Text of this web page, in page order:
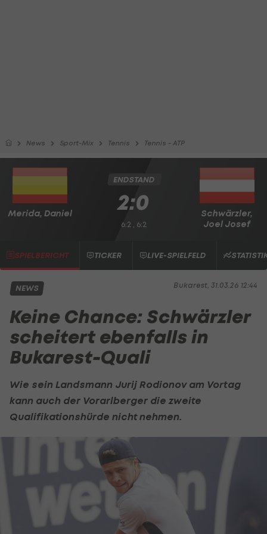
News Sport-Mix Tennis Tennis - ATP
Merida, Daniel
Schwärzler,
Joel Josef
ENDSTAND
2:0
6:2 , 6:2
SPIELBERICHT TICKER LIVE-SPIELFELD
Bukarest, 31.03.26 12:44
NEWS
Keine Chance: Schwärzler
scheitert ebenfalls in
Bukarest-Quali
Wie sein Landsmann Jurij Rodionovam Vortag
kann auch der Vorarlberger die zweite
Qualifikationshürde nicht nehmen.